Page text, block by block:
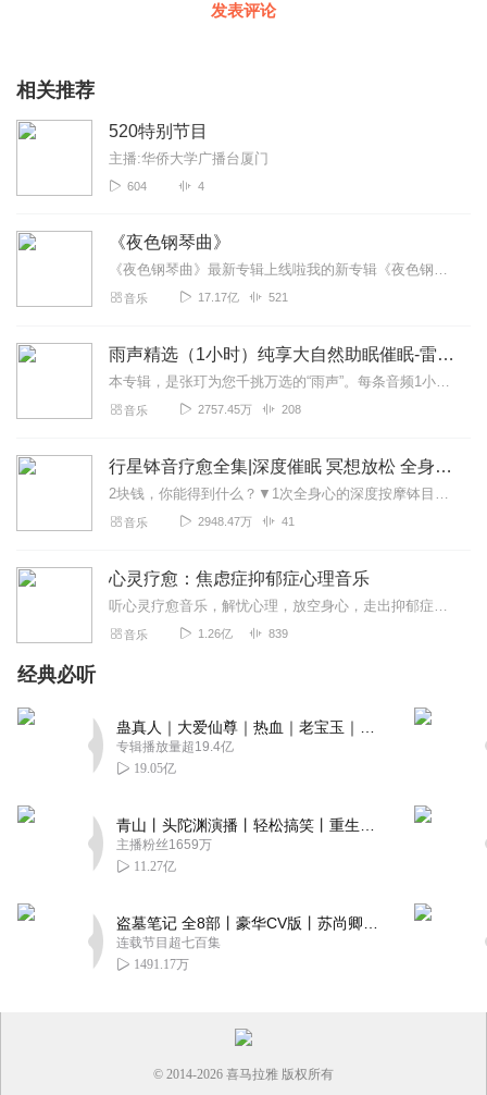
发表评论
相关推荐
520特别节目
主播:华侨大学广播台厦门
604 4
《夜色钢琴曲》
《夜色钢琴曲》最新专辑上线啦我的新专辑《夜色钢琴曲最新专辑》（点击跳转）已经上线，新专辑是《夜色钢琴曲》的升级版，我精选了诸多经典原创作品与大家分享，愿未来...
音乐 17.17亿 521
雨声精选（1小时）纯享大自然助眠催眠-雷雨声，下雨
本专辑，是张玎为您千挑万选的“雨声”。每条音频1小时，中间没有打扰。有轻柔细雨、淅淅沥沥；雨滴入水，滴答作响；隐隐雷声，隆隆为伴；流水潺潺，映入耳畔。这里没有音...
音乐 2757.45万 208
行星钵音疗愈全集|深度催眠 冥想放松 全身心深度按摩
2块钱，你能得到什么？▼1次全身心的深度按摩钵目前已广泛地被应用于美容Spa和按摩养生馆的疗程中，许多疗愈师使用铜钵在身体上，发现5分钟铜钵按摩的深度放松，效...
音乐 2948.47万 41
心灵疗愈：焦虑症抑郁症心理音乐
听心灵疗愈音乐，解忧心理，放空身心，走出抑郁症、焦虑症、恐惧症等情绪困扰。疗愈音乐=心灵养生最有效的聆听建议：步骤一、选择安静的环境，闭目静卧或坐。步骤二、根据...
音乐 1.26亿 839
经典必听
专辑播放量超19.4亿
19.05亿
主播粉丝1659万
11.27亿
连载节目超七百集
1491.17万
© 2014-2026 喜马拉雅 版权所有